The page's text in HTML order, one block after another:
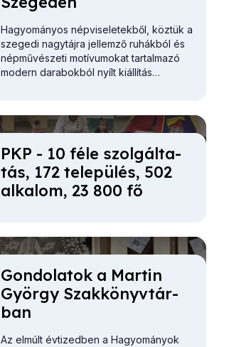
Hagyományos népviseletekből, köztük a
szegedi nagytájra jellemző ruhákból és
népművészeti motívumokat tartalmazó
modern darabokból nyílt kiállítás
PKP - 10 fé­le szol­gál­ta­
tás, 172 te­le­pü­lés, 502
al­ka­lom, 23 800 fő
Gon­do­la­tok a Mar­tin
György Szak­könyv­tár­
ban
Az elmúlt évtizedben a Hagyományok